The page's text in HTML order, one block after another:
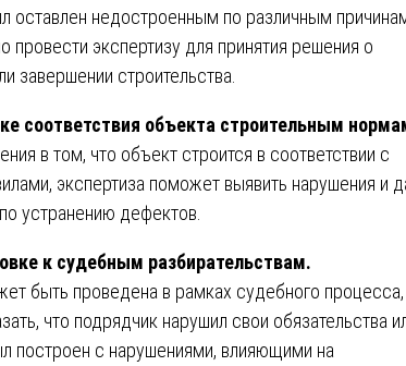
оставлен недостроенным по различным
провести экспертизу для принятия решения о
завершении строительства.
соответствия объекта строительным
в том, что объект строится в соответствии с
экспертиза поможет выявить нарушения и
устранению дефектов.
к судебным разбирательствам.
быть проведена в рамках судебного
что подрядчик нарушил свои обязательства
построен с нарушениями, влияющими на